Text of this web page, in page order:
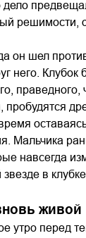
решимости,
он шел
него.
праведного,
пробудятся
Мальчика
навсегда
в
живой
утро перед